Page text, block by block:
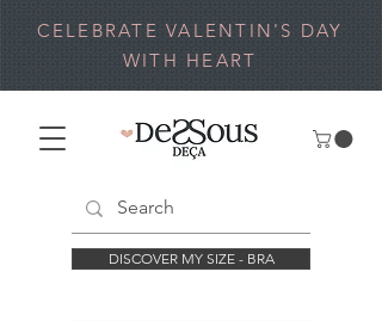
CELEBRATE VALENTIN'S DAY
WITH HEART
DISCOVER MY SIZE - BRA